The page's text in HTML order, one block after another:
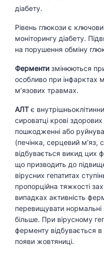
діабету.
Рівень глюкози є
моніторингу діабету.
на порушення обміну
Ферменти змінюються
особливо при інфарктах
м’язових травмах.
АЛТ є
сироватці крові
пошкодженні або
(печінка, серцевий м’яз,
відбувається викид цих
що призводить до
вірусних гепатитах
пропорційна тяжкості
випадках активність
перевищувати нормальні
більше. При вірусному
ферменту відбувається
появи жовтяниці.